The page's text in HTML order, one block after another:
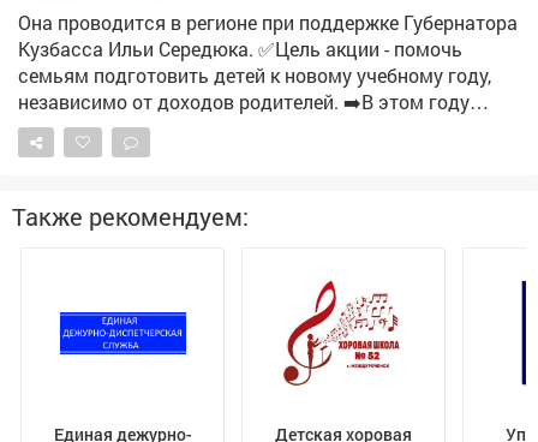
Она проводится в регионе при поддержке Губернатора
Кузбасса Ильи Середюка. ✅Цель акции - помочь
семьям подготовить детей к новому учебному году,
независимо от доходов родителей. ➡️В этом году
участниками стали многодетные семьи с доходом
ниже прожиточного минимума. Для них
покупку школьной формы, обуви и канцелярии. Всего в
Новокузнецке поддержку получат 419 семей. Ярмарка
Также рекомендуем:
Единая дежурно- Детская хоровая